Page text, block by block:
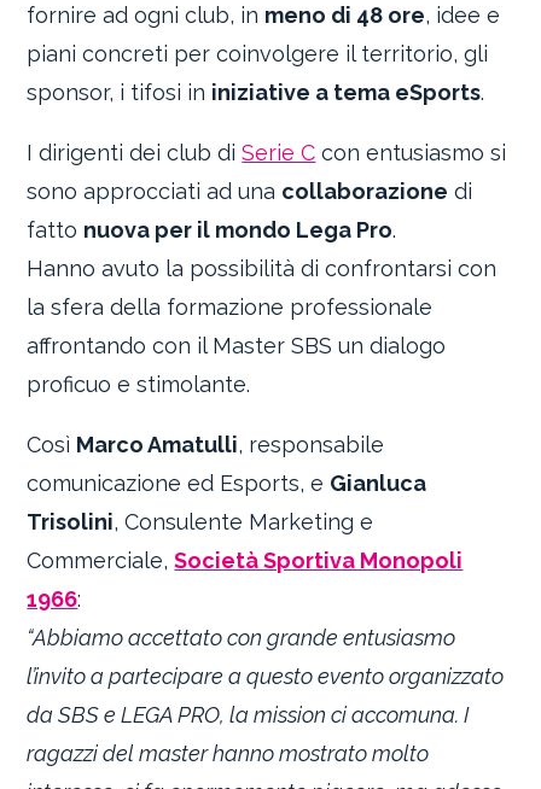
fornire ad ogni club, in meno di 48 ore, idee e
piani concreti per coinvolgere il territorio, gli
sponsor, i tifosi in iniziative a tema eSports.
I dirigenti dei club diSerie C con entusiasmo si
sono approcciati ad una collaborazione di
fatto nuova per il mondo Lega Pro.
Hanno avuto la possibilità di confrontarsi con
la sfera della formazione professionale
affrontando con il Master SBS un dialogo
proficuo e stimolante.
Così Marco Amatulli, responsabile
comunicazione ed Esports, e Gianluca
Trisolini, Consulente Marketing e
Commerciale,Società Sportiva Monopoli
1966:
“Abbiamo accettato con grande entusiasmo
l’invito a partecipare a questo evento organizzato
da SBS e LEGA PRO, la mission ci accomuna. I
ragazzi del master hanno mostrato molto